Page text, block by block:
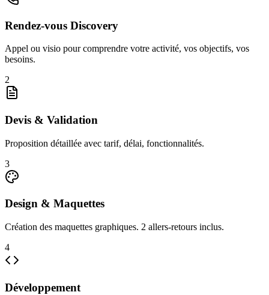
Rendez-vous Discovery
Appel ou visio pour comprendre votre activité, vos objectifs, vos
besoins.
2
Devis & Validation
Proposition détaillée avec tarif, délai, fonctionnalités.
3
Design & Maquettes
Création des maquettes graphiques. 2 allers-retours inclus.
4
Développement